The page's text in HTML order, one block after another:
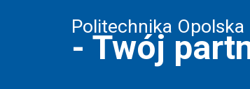
Politechnika Opolska
- Twój